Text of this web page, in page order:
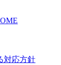
対応方針